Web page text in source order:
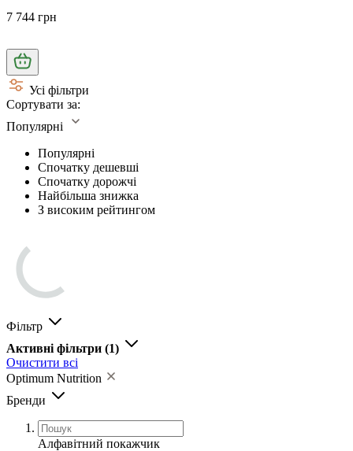
7 744 грн
Усі фільтри
Сортувати за:
Популярні
Популярні
Спочатку дешевші
Спочатку дорожчі
Найбільша знижка
З високим рейтингом
Фільтр
Активні фільтри (1)
Очистити всі
Optimum Nutrition
Бренди
Алфавітний покажчик